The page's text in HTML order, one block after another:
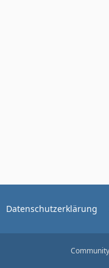
Datenschutzerklärung